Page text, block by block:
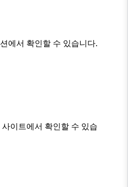
에서 확인할 수 있습니다.
이트에서 확인할 수 있습